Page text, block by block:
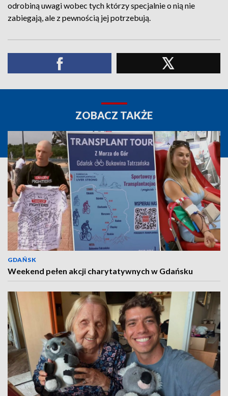
odrobiną uwagi wobec tych którzy specjalnie o nią nie
zabiegają, ale z pewnością jej potrzebują.
ZOBACZ TAKŻE
GDAŃSK
Weekend pełen akcji charytatywnych w Gdańsku